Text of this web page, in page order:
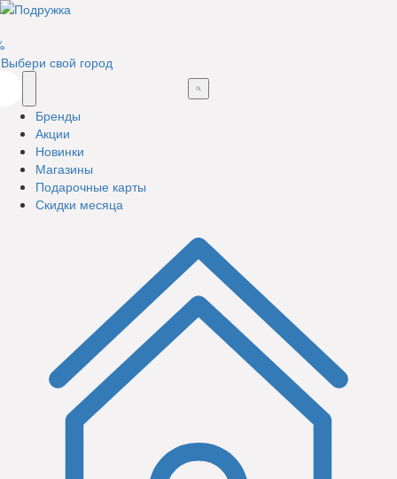
Выбери свой город
Бренды
Акции
Новинки
Магазины
Подарочные карты
Скидки месяца